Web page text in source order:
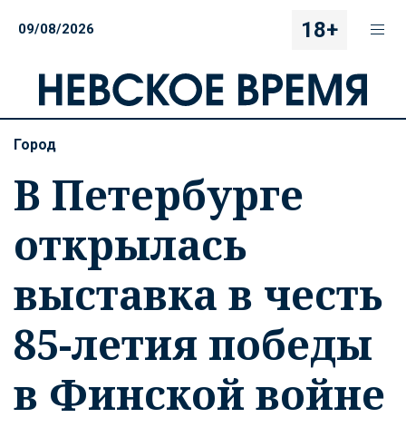
09/08/2026 18+
Город
В Петербурге
открылась
выставка в честь
85-летия победы
в Финской войне